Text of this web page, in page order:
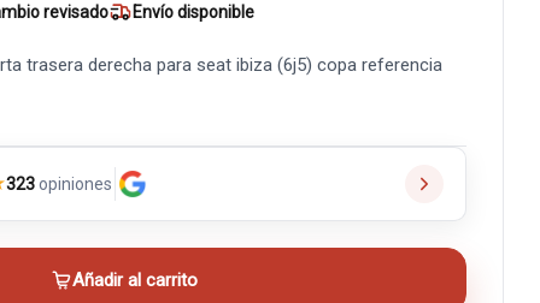
revisado Envío disponible
trasera derecha para seat ibiza (6j5) copa referencia
323opiniones
Añadir al carrito